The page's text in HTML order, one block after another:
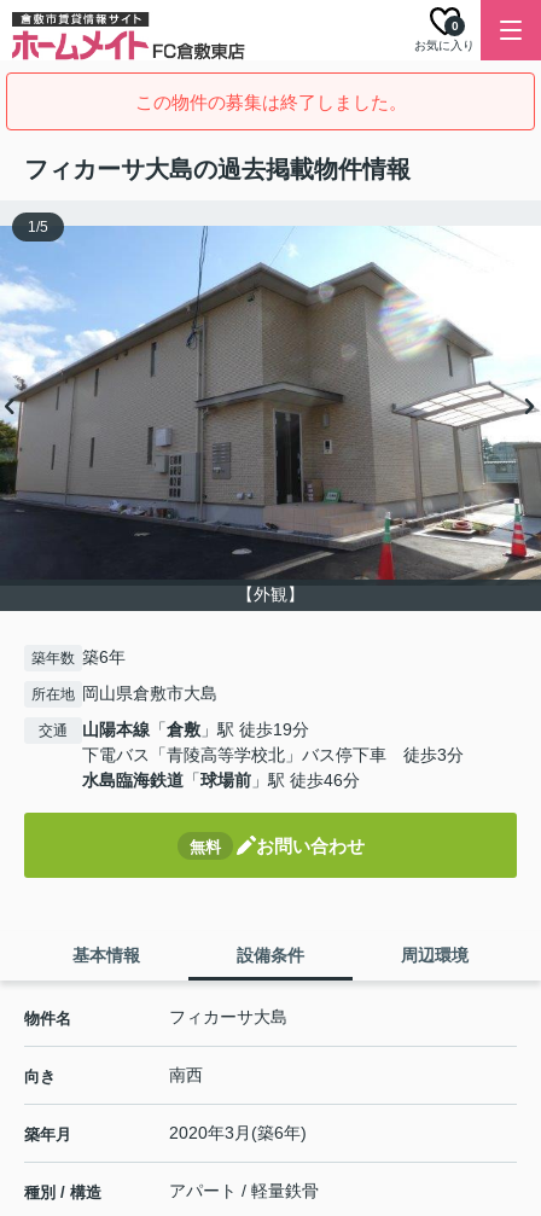
お気に入り
0
この物件の募集は終了しました。
フィカーサ大島の過去掲載物件情報
【外観】
1/5
築年数 築6年
所在地 岡山県倉敷市大島
交通 山陽本線 「倉敷 」駅 徒歩19分
下電バス「青陵高等学校北」バス停下車 徒歩3分
水島臨海鉄道 「球場前 」駅 徒歩46分
無料 お問い合わせ
基本情報 設備条件 周辺環境
物件名 フィカーサ大島
向き 南西
築年月 2020年3月(築6年)
種別 / 構造 アパート / 軽量鉄骨